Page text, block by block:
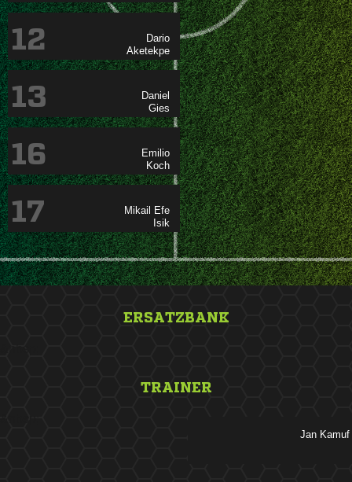


12


13


16
 

17
ERSATZBANK
TRAINER
 